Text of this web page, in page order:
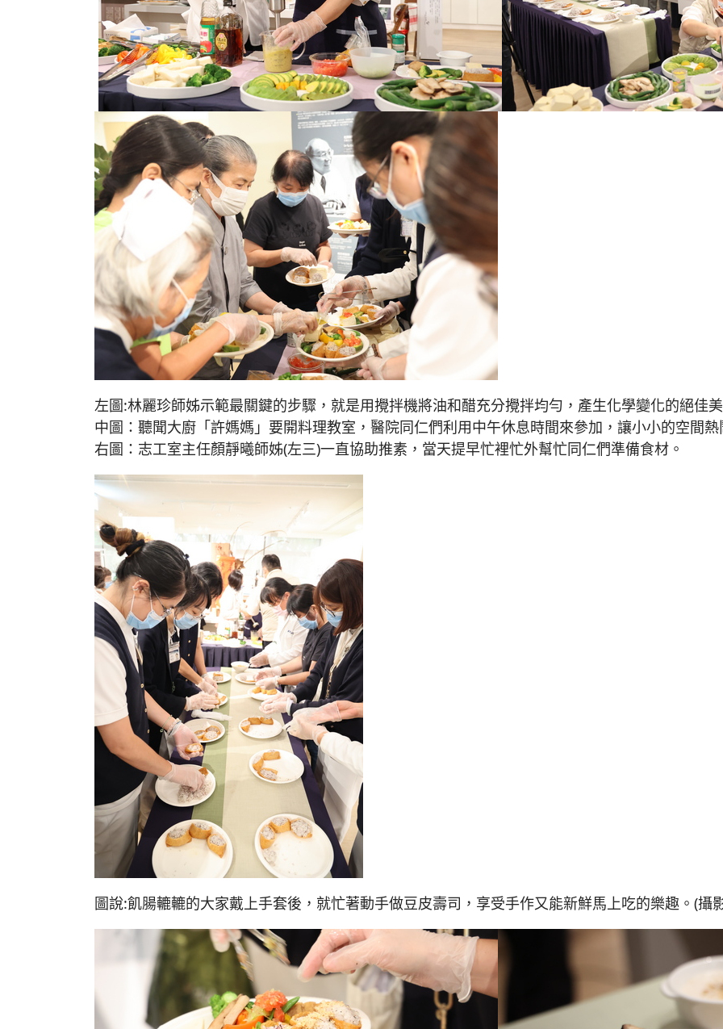
左圖:林麗珍師姊示範最關鍵的步驟，就是用攪拌機將油和醋充分攪拌均勻，產生化學變化的絕佳
中圖：聽聞大廚「許媽媽」要開料理教室，醫院同仁們利用中午休息時間來參加，讓小小的空間熱
右圖：志工室主任顏靜曦師姊(左三)一直協助推素，當天提早忙裡忙外幫忙同仁們準備食材。
圖說:飢腸轆轆的大家戴上手套後，就忙著動手做豆皮壽司，享受手作又能新鮮馬上吃的樂趣。(攝